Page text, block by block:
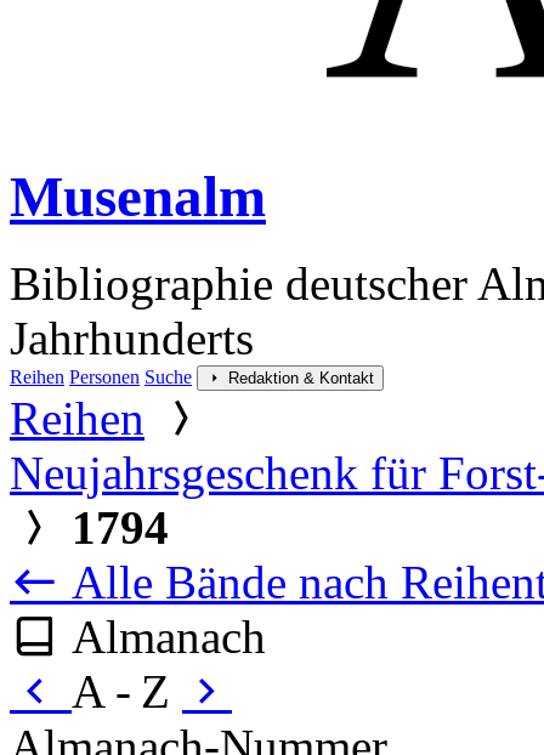
Musenalm
Bibliographie deutscher
Jahrhunderts
Reihen Personen Suche Redaktion & Kontakt
Reihen
Neujahrsgeschenk für
1794
Alle Bände nach
Almanach
A - Z